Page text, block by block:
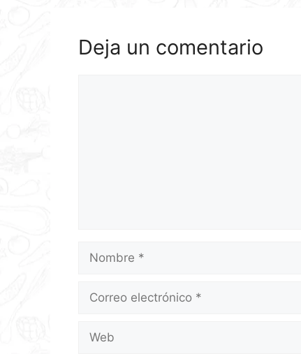
Deja un comentario